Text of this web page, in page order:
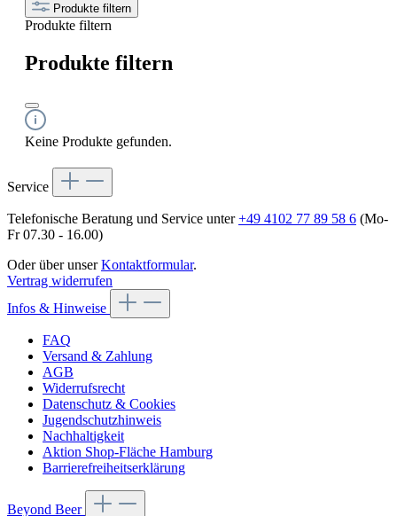
Produkte filtern
Produkte filtern
Produkte filtern
Keine Produkte gefunden.
Service
Telefonische Beratung und Service unter+49 4102 77 89 58 6 (Mo-
Fr 07.30 - 16.00)
Oder über unserKontaktformular.
Vertrag widerrufen
Infos & Hinweise
FAQ
Versand & Zahlung
AGB
Widerrufsrecht
Datenschutz & Cookies
Jugendschutzhinweis
Nachhaltigkeit
Aktion Shop-Fläche Hamburg
Barrierefreiheitserklärung
Beyond Beer